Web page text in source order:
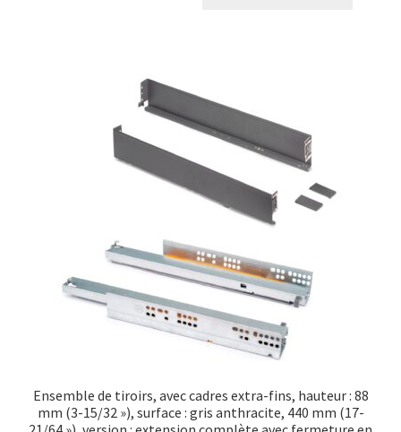
Ensemble de tiroirs, avec cadres extra-fins, hauteur : 88
mm (3-15/32 »), surface : gris anthracite, 440 mm (17-